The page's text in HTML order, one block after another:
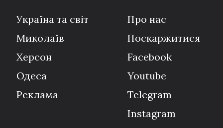
Україна та світ
Миколаїв
Херсон
Одеса
Реклама
Про нас
Поскаржитися
Facebook
Youtube
Telegram
Instagram